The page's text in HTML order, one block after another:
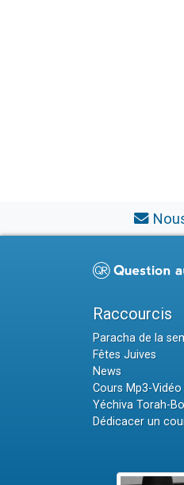
Raccourcis
Paracha de la
Fêtes Juives
News
Cours Mp3-Vidéo
Yéchiva Torah-
Dédicacer un